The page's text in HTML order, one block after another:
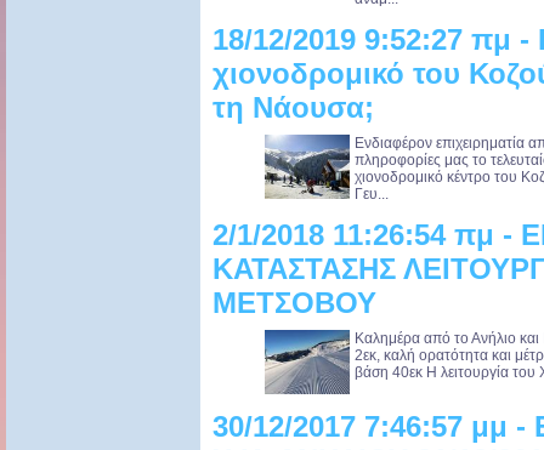
18/12/2019 9:52:27 πμ -
χιονοδρομικό του
τη Νάουσα;
Ενδιαφέρον επιχειρηματία
πληροφορίες μας το
χιονοδρομικό κέντρο του
Γευ...
2/1/2018 11:26:54 πμ
ΚΑΤΑΣΤΑΣΗΣ
ΜΕΤΣΟΒΟΥ
Καλημέρα από το Ανήλιο
2εκ, καλή ορατότητα και
βάση 40εκ Η λειτουργία του
30/12/2017 7:46:57 μμ